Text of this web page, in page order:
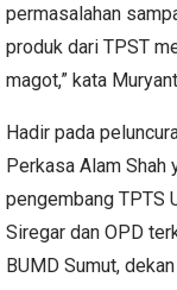
permasalahan
produk dari TPST
magot,” kata
Hadir pada
Perkasa Alam Shah
pengembang TPTS
Siregar dan OPD
BUMD Sumut,